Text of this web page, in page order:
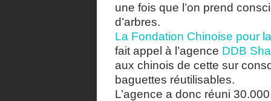
une fois que l’on prend
d’arbres.
La Fondation Chinoise pour
fait appel à l’agence DDB
aux chinois de cette sur
baguettes réutilisables.
L’agence a donc réuni